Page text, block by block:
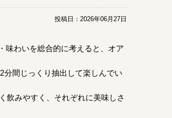
投稿日： 2026年06月27日
味わいを総合的に考えると、オア
分間じっくり抽出して楽しんでい
飲みやすく、それぞれに美味しさ